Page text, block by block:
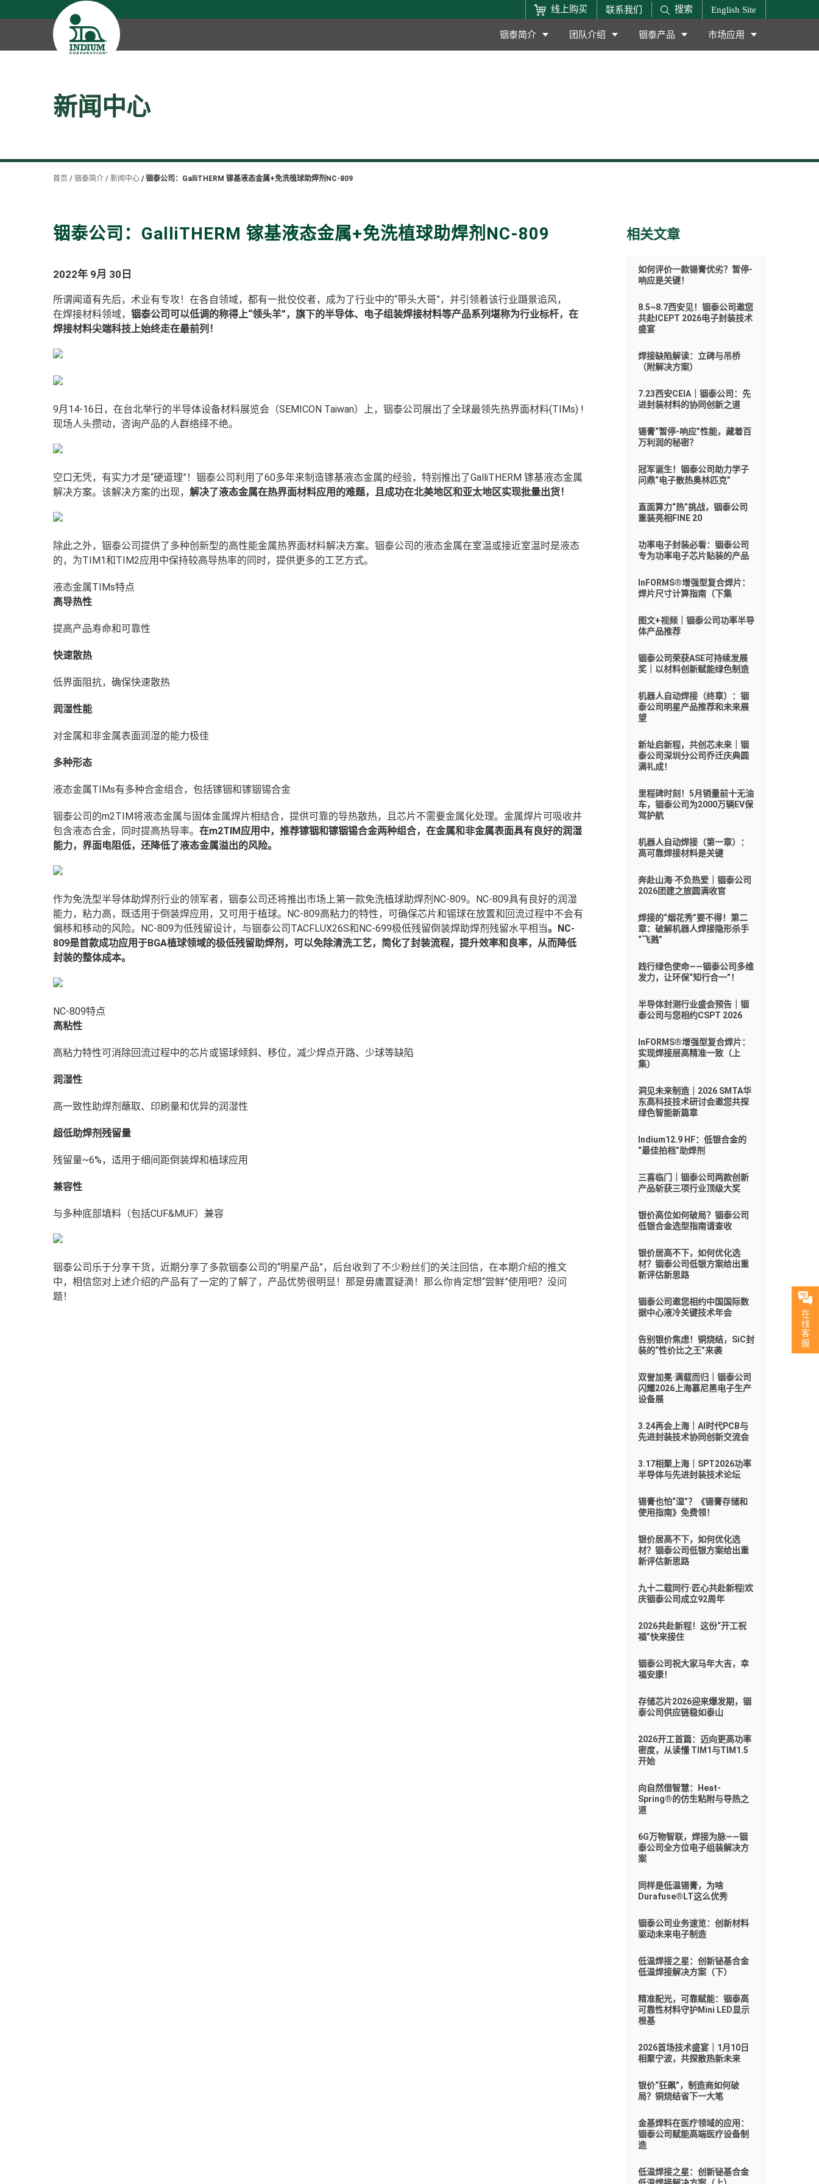
在
线
客
服
线上购买 联系我们 搜索 English Site
铟泰简介 团队介绍 铟泰产品 市场应用
新闻中心
首页 铟泰简介 新闻中心 铟泰公司：GalliTHERM 镓基液态金属+免洗植球助焊剂NC-809
铟泰公司：GalliTHERM 镓基液态金属+免洗植球助焊剂NC-809
2022年 9月 30日
所谓闻道有先后，术业有专攻！在各自领域，都有一批佼佼者，成为了行业中的“带头大哥”，并引领着该行业蹑景追风，
在焊接材料领域， 铟泰公司可以低调的称得上“领头羊”，旗下的半导体、 电子组装焊接材料等产品系列堪称为行业标杆， 在
焊接材料尖端科技上始终走在最前列！
9月14-16日，在台北举行的半导体设备材料展览会（SEMICON Taiwan）上，铟泰公司展出了全球最领先热界面材料(TIMs) !
现场人头攒动，咨询产品的人群络绎不绝。
空口无凭，有实力才是“硬道理”！铟泰公司利用了60多年来制造镓基液态金属的经验，特别推出了GalliTHERM 镓基液态金属
解决方案。该解决方案的出现， 解决了液态金属在热界面材料应用的难题， 且成功在北美地区和亚太地区实现批量出货！
除此之外，铟泰公司提供了多种创新型的高性能金属热界面材料解决方案。铟泰公司的液态金属在室温或接近室温时是液态
的，为TIM1和TIM2应用中保持较高导热率的同时，提供更多的工艺方式。
液态金属TIMs特点
高导热性
提高产品寿命和可靠性
快速散热
低界面阻抗，确保快速散热
润湿性能
对金属和非金属表面润湿的能力极佳
多种形态
液态金属TIMs有多种合金组合，包括镓铟和镓铟锡合金
铟泰公司的m2TIM将液态金属与固体金属焊片相结合，提供可靠的导热散热，且芯片不需要金属化处理。金属焊片可吸收并
包含液态合金，同时提高热导率。 在m2TIM应用 中， 推荐镓铟和镓铟锡合金两种组合，在金属和非金属表面具有良好的润湿
能力，界面电阻低，还降低了液态金属溢出的风险。
作为免洗型半导体助焊剂行业的领军者，铟泰公司还将推出市场上第一款免洗植球助焊剂NC-809。NC-809具有良好的润湿
能力，粘力高，既适用于倒装焊应用，又可用于植球。NC-809高粘力的特性，可确保芯片和锡球在放置和回流过程中不会有
偏移和移动的风险。NC-809为低残留设计，与铟泰公司TACFLUX26S和NC-699极低残留倒装焊助焊剂残留水平相当。 NC-
809是首款成功应用于BGA植球领域的极低残留助焊剂 ，可以免除清洗工艺， 简化了封装流程，提升效率和良率，从而降低
封装的整体成本。
NC-809特点
高粘性
高粘力特性可消除回流过程中的芯片或锡球倾斜、 移位， 减少焊点开路、少球等缺陷
润湿性
高一致性助焊剂蘸取、印刷量和优异的润湿性
超低助焊剂残留量
残留量~6%，适用于细间距倒装焊和植球应用
兼容性
与多种底部填料 （包括CUF&MUF） 兼容
铟泰公司乐于分享干货，近期分享了多款铟泰公司的“明星产品”，后台收到了不少粉丝们的关注回信，在本期介绍的推文
中，相信您对上述介绍的产品有了一定的了解了，产品优势很明显！那是毋庸置疑滴！那么你肯定想“尝鲜”使用吧？没问
题！
相关文章
如何评价一款锡膏优劣？暂停-
响应是关键！
8.5~8.7西安见！铟泰公司邀您
共赴ICEPT 2026电子封装技术
盛宴
焊接缺陷解读：立碑与吊桥
（附解决方案）
7.23西安CEIA｜铟泰公司：先
进封装材料的协同创新之道
锡膏“暂停-响应”性能，藏着百
万利润的秘密？
冠军诞生！铟泰公司助力学子
问鼎“电子散热奥林匹克”
直面算力“热”挑战，铟泰公司
重装亮相FINE 20
功率电子封装必看：铟泰公司
专为功率电子芯片贴装的产品
InFORMS®增强型复合焊片：
焊片尺寸计算指南（下集
图文+视频｜铟泰公司功率半导
体产品推荐
铟泰公司荣获ASE可持续发展
奖｜以材料创新赋能绿色制造
机器人自动焊接（终章）：铟
泰公司明星产品推荐和未来展
望
新址启新程，共创芯未来｜铟
泰公司深圳分公司乔迁庆典圆
满礼成！
里程碑时刻！5月销量前十无油
车，铟泰公司为2000万辆EV保
驾护航
机器人自动焊接（第一章）：
高可靠焊接材料是关键
奔赴山海·不负热爱｜铟泰公司
2026团建之旅圆满收官
焊接的“烟花秀”要不得！第二
章：破解机器人焊接隐形杀手
“飞溅”
践行绿色使命——铟泰公司多维
发力，让环保“知行合一”！
半导体封测行业盛会预告｜铟
泰公司与您相约CSPT 2026
InFORMS®增强型复合焊片：
实现焊接层高精准一致（上
集）
洞见未来制造｜2026 SMTA华
东高科技技术研讨会邀您共探
绿色智能新篇章
Indium12.9 HF：低银合金的
“最佳拍档”助焊剂
三喜临门｜铟泰公司两款创新
产品斩获三项行业顶级大奖
银价高位如何破局？铟泰公司
低银合金选型指南请查收
银价居高不下，如何优化选
材？铟泰公司低银方案给出重
新评估新思路
铟泰公司邀您相约中国国际数
据中心液冷关键技术年会
告别银价焦虑！铜烧结，SiC封
装的“性价比之王”来袭
双誉加冕·满载而归｜铟泰公司
闪耀2026上海慕尼黑电子生产
设备展
3.24再会上海｜AI时代PCB与
先进封装技术协同创新交流会
3.17相聚上海｜SPT2026功率
半导体与先进封装技术论坛
锡膏也怕“湿”？《锡膏存储和
使用指南》免费领！
银价居高不下，如何优化选
材？铟泰公司低银方案给出重
新评估新思路
九十二载同行·匠心共赴新程|欢
庆铟泰公司成立92周年
2026共赴新程！这份“开工祝
福”快来接住
铟泰公司祝大家马年大吉，幸
福安康！
存储芯片2026迎来爆发期，铟
泰公司供应链稳如泰山
2026开工首篇：迈向更高功率
密度，从读懂 TIM1与TIM1.5
开始
向自然借智慧：Heat-
Spring®的仿生粘附与导热之
道
6G万物智联，焊接为脉——铟
泰公司全方位电子组装解决方
案
同样是低温锡膏，为啥
Durafuse®LT这么优秀
铟泰公司业务速览：创新材料
驱动未来电子制造
低温焊接之星：创新铋基合金
低温焊接解决方案（下）
精准配光，可靠赋能：铟泰高
可靠性材料守护Mini LED显示
根基
2026首场技术盛宴｜1月10日
相聚宁波，共探散热新未来
银价“狂飙”，制造商如何破
局？铜烧结省下一大笔
金基焊料在医疗领域的应用：
铟泰公司赋能高端医疗设备制
造
低温焊接之星：创新铋基合金